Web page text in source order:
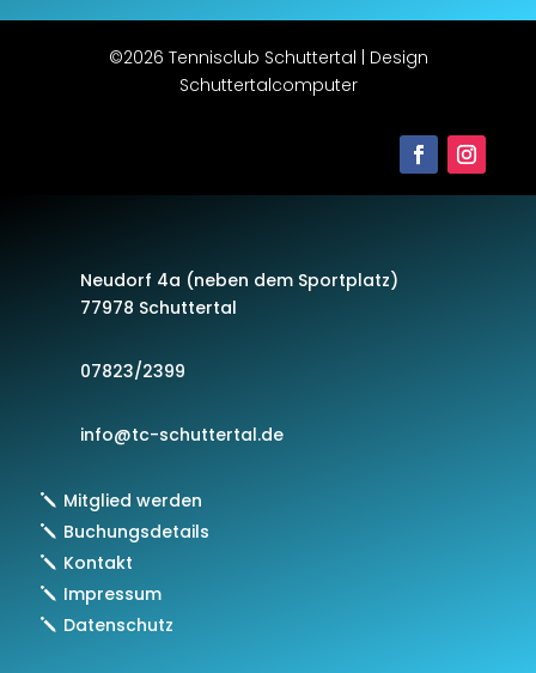
©2026 Tennisclub Schuttertal | Design
Schuttertalcomputer
Neudorf 4a (neben dem Sportplatz)
77978 Schuttertal
07823/2399
info@tc-schuttertal.de
Mitglied werden
Buchungsdetails
Kontakt
Impressum
Datenschutz